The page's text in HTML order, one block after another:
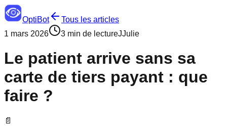
OptiBot
Tous les articles
1 mars 2026
3 min de lectureJJulie
Le patient arrive sans sa
carte de tiers payant : que
faire ?
📄